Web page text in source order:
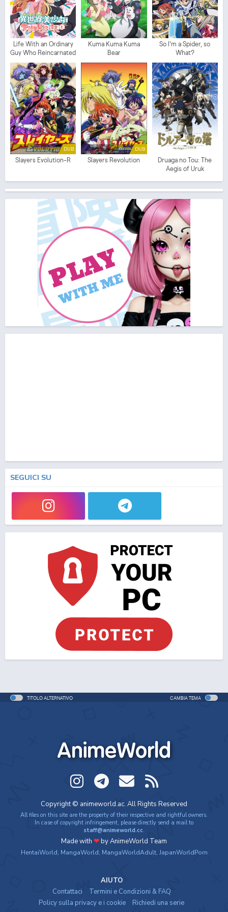
Life With an Ordinary
Guy Who Reincarnated
Into a Total Fantasy
Knockout
Kuma Kuma Kuma
Bear
So I'm a Spider, so
What?
DUB
Slayers Evolution-R
DUB
Slayers Revolution
Druaga no Tou: The
Aegis of Uruk
SEGUICI SU
TITOLO ALTERNATIVO CAMBIA TEMA
AnimeWorld
Copyright © animeworld.ac. All Rights Reserved
All files on this site are the property of their respective and rightful owners.
In case of copyright infringement, please directly send a mail to
staff@animeworld.cc.
Made with ❤by AnimeWorld Team
HentaiWorld, MangaWorld, MangaWorldAdult, JapanWorldPorn
AIUTO
Contattaci
Termini e Condizioni & FAQ
Policy sulla privacy e i cookie
Richiedi una serie